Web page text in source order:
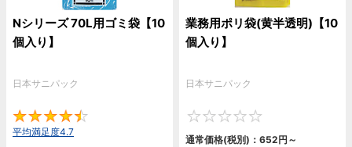
Nシリーズ 70L用ゴミ袋【10
個入り】
日本サニパック
平均満足度4.7
業務用ポリ袋(黄半透明)【10
個入り】
日本サニパック
通常価格(税別)： 652円 ～